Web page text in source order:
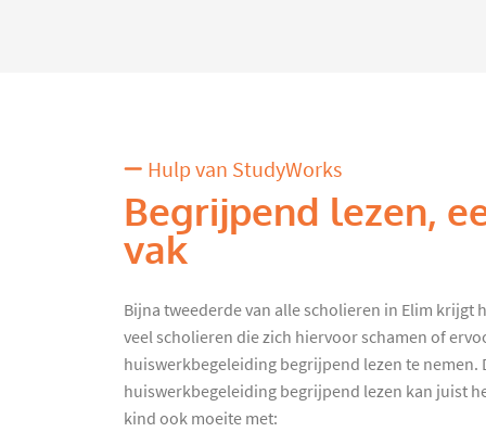
Hulp van StudyWorks
Begrijpend lezen,
vak
Bijna tweederde van alle scholieren in Elim krijgt
veel scholieren die zich hiervoor schamen of
huiswerkbegeleiding begrijpend lezen te nemen.
huiswerkbegeleiding begrijpend lezen kan juist
kind ook moeite met: